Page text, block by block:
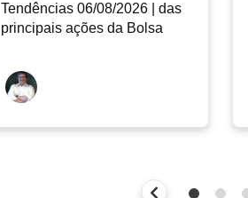
Tendências 06/08/2026 | das
principais ações da Bolsa